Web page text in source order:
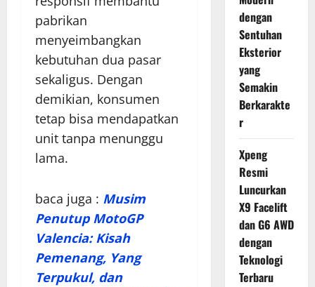
pabrikan
menyeimbangkan
kebutuhan dua pasar
sekaligus. Dengan
demikian, konsumen
tetap bisa mendapatkan
unit tanpa menunggu
lama.
baca juga : Musim
Penutup MotoGP
Valencia: Kisah
Pemenang, Yang
Terpukul, dan
dengan
Sentuhan
Eksterior
yang
Semakin
Berkarakte
r
Xpeng
Resmi
Luncurkan
X9 Facelift
dan G6 AWD
dengan
Teknologi
Terbaru